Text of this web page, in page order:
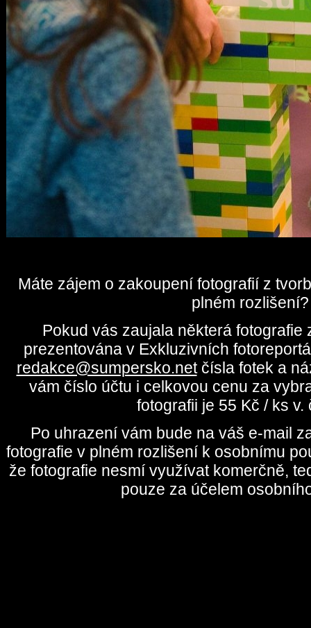
Máte zájem o zakoupení fotografií z
plném rozlišení?
Pokud vás zaujala některá fotografie
prezentována v Exkluzivních
redakce@sumpersko.netčísla fotek a
vám číslo účtu i celkovou cenu za
fotografii je 55 Kč / ks v.
Po uhrazení vám bude na váš e-mail
fotografie v plném rozlišení k osobnímu
že fotografie nesmí využívat komerčně,
pouze za účelem